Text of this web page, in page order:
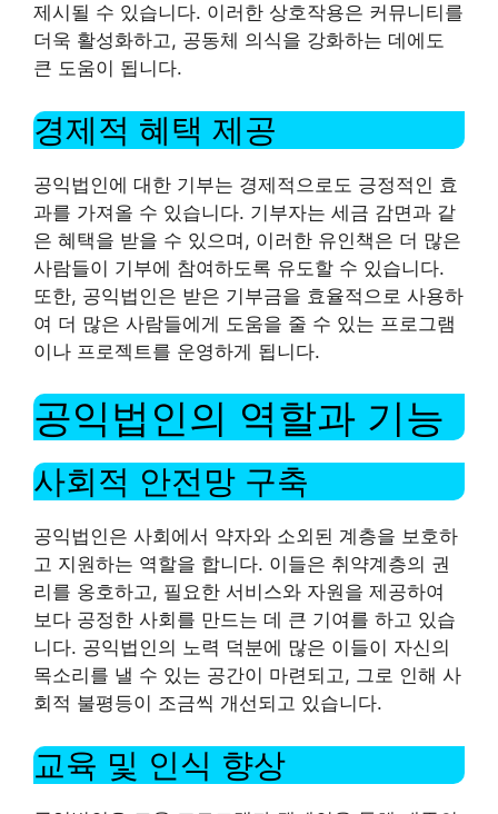
제시될 수 있습니다. 이러한 상호작용은 커뮤니티를
더욱 활성화하고, 공동체 의식을 강화하는 데에도
큰 도움이 됩니다.
경제적 혜택 제공
공익법인에 대한 기부는 경제적으로도 긍정적인 효
과를 가져올 수 있습니다. 기부자는 세금 감면과 같
은 혜택을 받을 수 있으며, 이러한 유인책은 더 많은
사람들이 기부에 참여하도록 유도할 수 있습니다.
또한, 공익법인은 받은 기부금을 효율적으로 사용하
여 더 많은 사람들에게 도움을 줄 수 있는 프로그램
이나 프로젝트를 운영하게 됩니다.
공익법인의 역할과 기능
사회적 안전망 구축
공익법인은 사회에서 약자와 소외된 계층을 보호하
고 지원하는 역할을 합니다. 이들은 취약계층의 권
리를 옹호하고, 필요한 서비스와 자원을 제공하여
보다 공정한 사회를 만드는 데 큰 기여를 하고 있습
니다. 공익법인의 노력 덕분에 많은 이들이 자신의
목소리를 낼 수 있는 공간이 마련되고, 그로 인해 사
회적 불평등이 조금씩 개선되고 있습니다.
교육 및 인식 향상